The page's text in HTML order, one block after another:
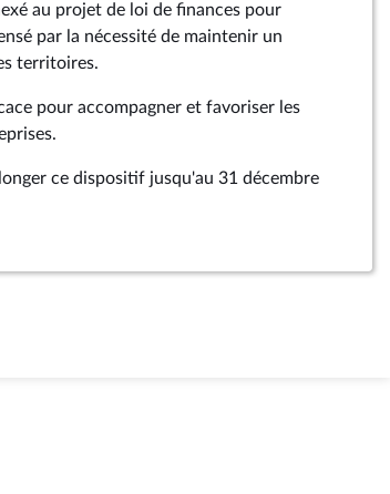
au projet de loi de finances pour
par la nécessité de maintenir un
territoires.
pour accompagner et favoriser les
ce dispositif jusqu'au 31 décembre